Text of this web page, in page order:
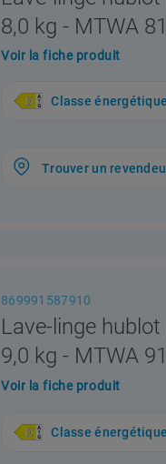
8,0 kg - MTWA
Voir la fiche produit
Classe énergétique
Trouver un
869991587910
Lave-linge
9,0 kg - MTWA
Voir la fiche produit
Classe énergétique